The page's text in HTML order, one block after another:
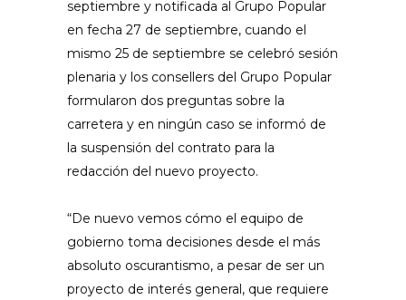
septiembre y notificada al Grupo Popular
en fecha 27 de septiembre, cuando el
mismo 25 de septiembre se celebró sesión
plenaria y los consellers del Grupo Popular
formularon dos preguntas sobre la
carretera y en ningún caso se informó de
la suspensión del contrato para la
redacción del nuevo proyecto.
“De nuevo vemos cómo el equipo de
gobierno toma decisiones desde el más
absoluto oscurantismo, a pesar de ser un
proyecto de interés general, que requiere